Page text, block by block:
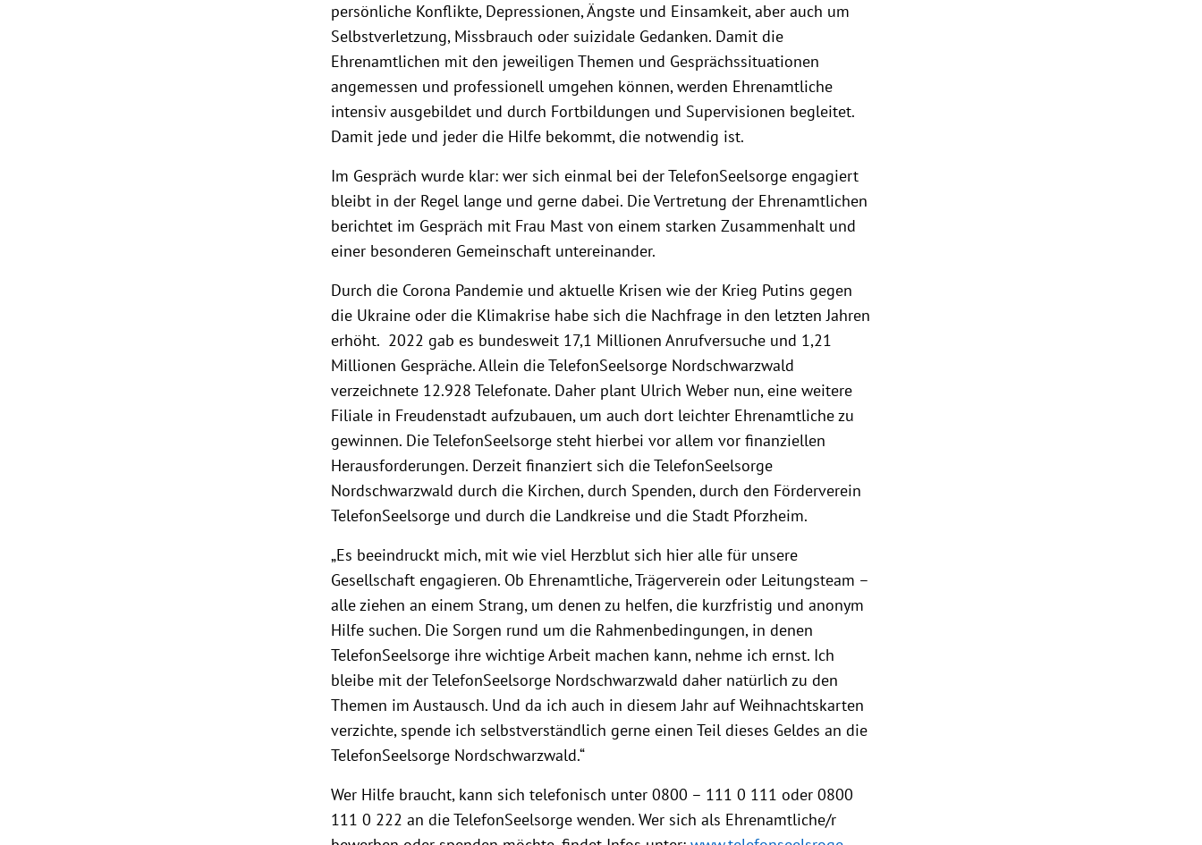
persönliche Konflikte, Depressionen, Ängste und Einsamkeit, aber auch um
Selbstverletzung, Missbrauch oder suizidale Gedanken. Damit die
Ehrenamtlichen mit den jeweiligen Themen und Gesprächssituationen
angemessen und professionell umgehen können, werden Ehrenamtliche
intensiv ausgebildet und durch Fortbildungen und Supervisionen begleitet.
Damit jede und jeder die Hilfe bekommt, die notwendig ist.
Im Gespräch wurde klar: wer sich einmal bei der TelefonSeelsorge engagiert
bleibt in der Regel lange und gerne dabei. Die Vertretung der Ehrenamtlichen
berichtet im Gespräch mit Frau Mast von einem starken Zusammenhalt und
einer besonderen Gemeinschaft untereinander.
Durch die Corona Pandemie und aktuelle Krisen wie der Krieg Putins gegen
die Ukraine oder die Klimakrise habe sich die Nachfrage in den letzten Jahren
erhöht. 2022 gab es bundesweit 17,1 Millionen Anrufversuche und 1,21
Millionen Gespräche. Allein die TelefonSeelsorge Nordschwarzwald
verzeichnete 12.928 Telefonate. Daher plant Ulrich Weber nun, eine weitere
Filiale in Freudenstadt aufzubauen, um auch dort leichter Ehrenamtliche zu
gewinnen. Die TelefonSeelsorge steht hierbei vor allem vor finanziellen
Herausforderungen. Derzeit finanziert sich die TelefonSeelsorge
Nordschwarzwald durch die Kirchen, durch Spenden, durch den Förderverein
TelefonSeelsorge und durch die Landkreise und die Stadt Pforzheim.
„Es beeindruckt mich, mit wie viel Herzblut sich hier alle für unsere
Gesellschaft engagieren. Ob Ehrenamtliche, Trägerverein oder Leitungsteam –
alle ziehen an einem Strang, um denen zu helfen, die kurzfristig und anonym
Hilfe suchen. Die Sorgen rund um die Rahmenbedingungen, in denen
TelefonSeelsorge ihre wichtige Arbeit machen kann, nehme ich ernst. Ich
bleibe mit der TelefonSeelsorge Nordschwarzwald daher natürlich zu den
Themen im Austausch. Und da ich auch in diesem Jahr auf Weihnachtskarten
verzichte, spende ich selbstverständlich gerne einen Teil dieses Geldes an die
TelefonSeelsorge Nordschwarzwald.“
Wer Hilfe braucht, kann sich telefonisch unter 0800 – 111 0 111 oder 0800
111 0 222 an die TelefonSeelsorge wenden. Wer sich als Ehrenamtliche/r